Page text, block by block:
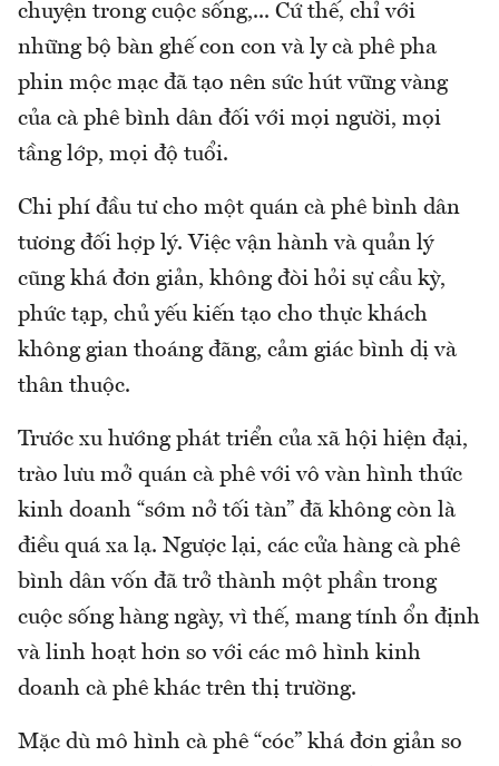
chuyện trong cuộc sống,... Cứ thế, chỉ với
những bộ bàn ghế con con và ly cà phê pha
phin mộc mạc đã tạo nên sức hút vững vàng
của cà phê bình dân đối với mọi người, mọi
tầng lớp, mọi độ tuổi.
Chi phí đầu tư cho một quán cà phê bình dân
tương đối hợp lý. Việc vận hành và quản lý
cũng khá đơn giản, không đòi hỏi sự cầu kỳ,
phức tạp, chủ yếu kiến tạo cho thực khách
không gian thoáng đãng, cảm giác bình dị và
thân thuộc.
Trước xu hướng phát triển của xã hội hiện đại,
trào lưu mở quán cà phê với vô vàn hình thức
kinh doanh “sớm nở tối tàn” đã không còn là
điều quá xa lạ. Ngược lại, các cửa hàng cà phê
bình dân vốn đã trở thành một phần trong
cuộc sống hàng ngày, vì thế, mang tính ổn định
và linh hoạt hơn so với các mô hình kinh
doanh cà phê khác trên thị trường.
Mặc dù mô hình cà phê “cóc” khá đơn giản so